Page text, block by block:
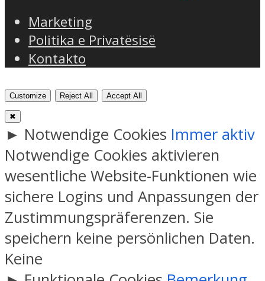
Marketing
Politika e Privatësisë
Kontakto
Customize Reject All Accept All
✖
► Notwendige Cookies Immer aktiv
Notwendige Cookies aktivieren
wesentliche Website-Funktionen wie
sichere Logins und Anpassungen der
Zustimmungspräferenzen. Sie
speichern keine persönlichen Daten.
Keine